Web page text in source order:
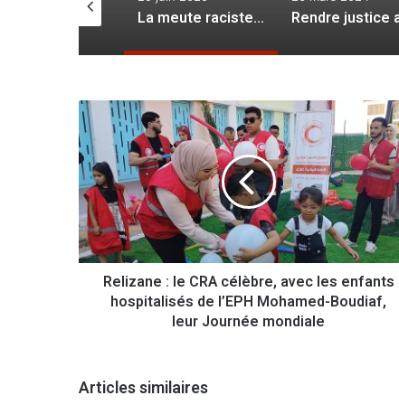
Rendre justice au peuple palestinien
R
e
l
i
z
a
n
e
:
é
Relizane : le CRA célèbre, avec les enfants
hospitalisés de l’EPH Mohamed-Boudiaf,
leur Journée mondiale
Articles similaires